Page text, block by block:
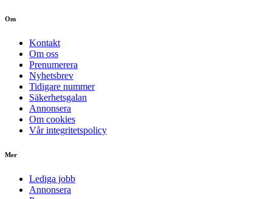
Om
Kontakt
Om oss
Prenumerera
Nyhetsbrev
Tidigare nummer
Säkerhetsgalan
Annonsera
Om cookies
Vår integritetspolicy
Mer
Lediga jobb
Annonsera